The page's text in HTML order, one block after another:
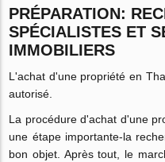
PRÉPARATION:
SPÉCIALISTES ET
IMMOBILIERS
L'achat d'une propriété en
autorisé.
La procédure d'achat d'une
une étape importante-la
bon objet. Après tout, le